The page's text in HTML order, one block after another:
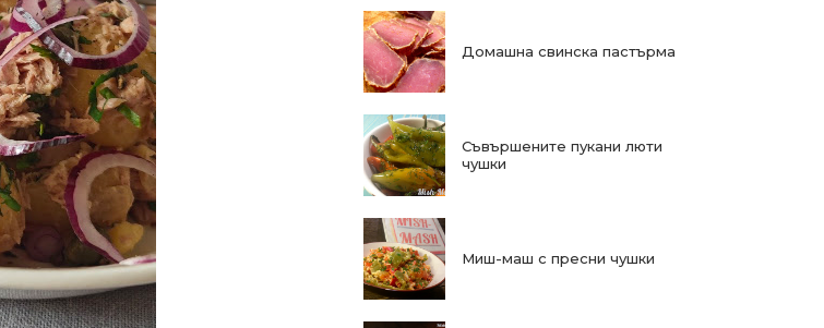
Домашна свинска пастърма
Съвършените пукани люти
чушки
Миш-маш с пресни чушки